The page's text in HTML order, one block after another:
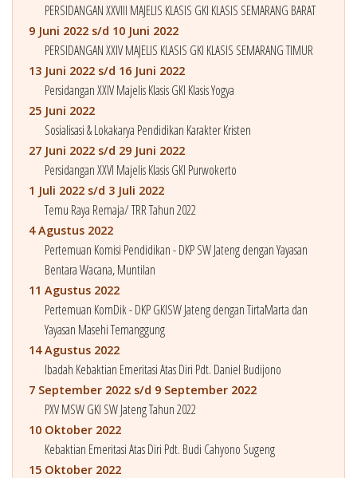
PERSIDANGAN XXVIII MAJELIS KLASIS GKI KLASIS SEMARANG BARAT
9 Juni 2022 s/d 10 Juni 2022
PERSIDANGAN XXIV MAJELIS KLASIS GKI KLASIS SEMARANG TIMUR
13 Juni 2022 s/d 16 Juni 2022
Persidangan XXIV Majelis Klasis GKI Klasis Yogya
25 Juni 2022
Sosialisasi & Lokakarya Pendidikan Karakter Kristen
27 Juni 2022 s/d 29 Juni 2022
Persidangan XXVI Majelis Klasis GKI Purwokerto
1 Juli 2022 s/d 3 Juli 2022
Temu Raya Remaja/ TRR Tahun 2022
4 Agustus 2022
Pertemuan Komisi Pendidikan - DKP SW Jateng dengan Yayasan
Bentara Wacana, Muntilan
11 Agustus 2022
Pertemuan KomDik - DKP GKISW Jateng dengan TirtaMarta dan
Yayasan Masehi Temanggung
14 Agustus 2022
Ibadah Kebaktian Emeritasi Atas Diri Pdt. Daniel Budijono
7 September 2022 s/d 9 September 2022
PXV MSW GKI SW Jateng Tahun 2022
10 Oktober 2022
Kebaktian Emeritasi Atas Diri Pdt. Budi Cahyono Sugeng
15 Oktober 2022